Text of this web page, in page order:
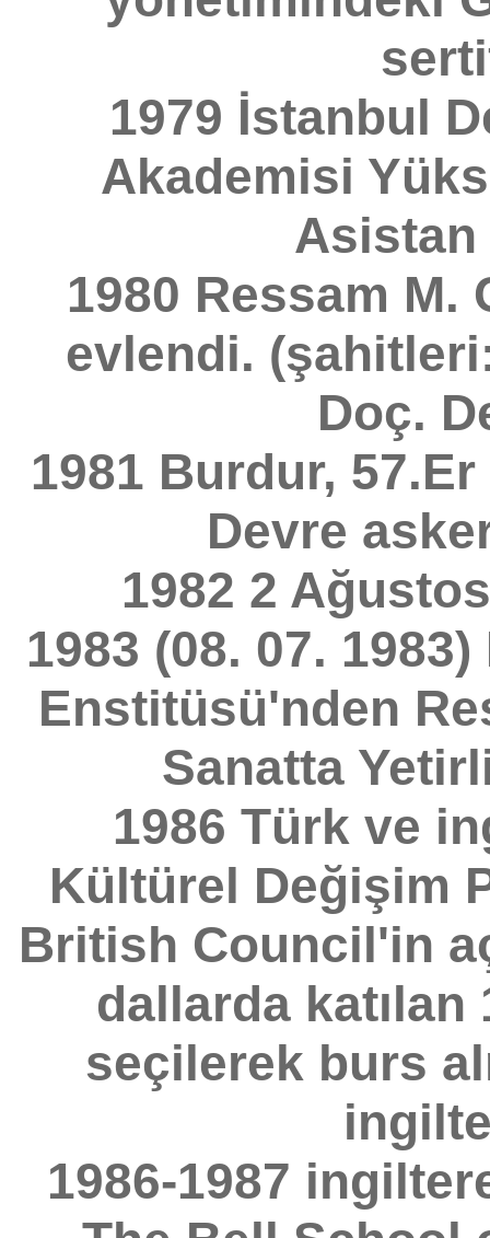
1979 İstanbul
Akademisi
1980 Ressam M.
evlendi.
Doç.
1981 Burdur,
Devre
1982 2
1983 (08. 07.
Enstitüsü'nden
Sanatta
1986 Türk ve
Kültürel Değişim
British Council'in
dallarda katılan
seçilerek burs
1986-1987